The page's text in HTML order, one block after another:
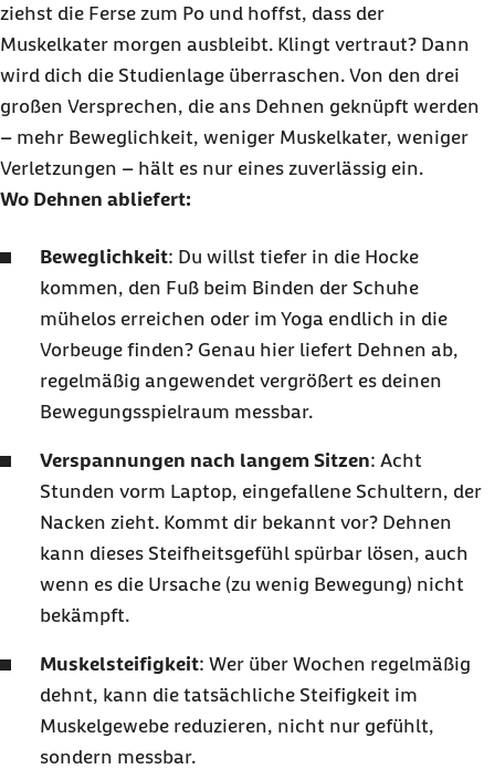
ziehst die Ferse zum Po und hoffst, dass der
Muskelkater morgen ausbleibt. Klingt vertraut? Dann
wird dich die Studienlage überraschen. Von den drei
großen Versprechen, die ans Dehnen geknüpft werden
– mehr Beweglichkeit, weniger Muskelkater, weniger
Verletzungen – hält es nur eines zuverlässig ein.
Wo Dehnen abliefert:
Beweglichkeit: Du willst tiefer in die Hocke
kommen, den Fuß beim Binden der Schuhe
mühelos erreichen oder im Yoga endlich in die
Vorbeuge finden? Genau hier liefert Dehnen ab,
regelmäßig angewendet vergrößert es deinen
Bewegungsspielraum messbar.
Verspannungen nach langem Sitzen: Acht
Stunden vorm Laptop, eingefallene Schultern, der
Nacken zieht. Kommt dir bekannt vor? Dehnen
kann dieses Steifheitsgefühl spürbar lösen, auch
wenn es die Ursache (zu wenig Bewegung) nicht
bekämpft.
Muskelsteifigkeit: Wer über Wochen regelmäßig
dehnt, kann die tatsächliche Steifigkeit im
Muskelgewebe reduzieren, nicht nur gefühlt,
sondern messbar.